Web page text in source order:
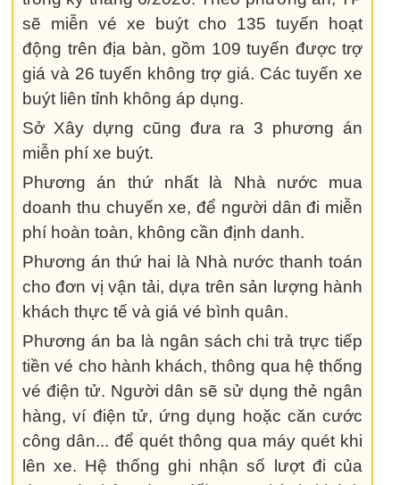
sẽ miễn vé xe buýt cho 135 tuyến hoạt
động trên địa bàn, gồm 109 tuyến được trợ
giá và 26 tuyến không trợ giá. Các tuyến xe
buýt liên tỉnh không áp dụng.
Sở Xây dựng cũng đưa ra 3 phương án
miễn phí xe buýt.
Phương án thứ nhất là Nhà nước mua
doanh thu chuyến xe, để người dân đi miễn
phí hoàn toàn, không cần định danh.
Phương án thứ hai là Nhà nước thanh toán
cho đơn vị vận tải, dựa trên sản lượng hành
khách thực tế và giá vé bình quân.
Phương án ba là ngân sách chi trả trực tiếp
tiền vé cho hành khách, thông qua hệ thống
vé điện tử. Người dân sẽ sử dụng thẻ ngân
hàng, ví điện tử, ứng dụng hoặc căn cước
công dân... để quét thông qua máy quét khi
lên xe. Hệ thống ghi nhận số lượt đi của